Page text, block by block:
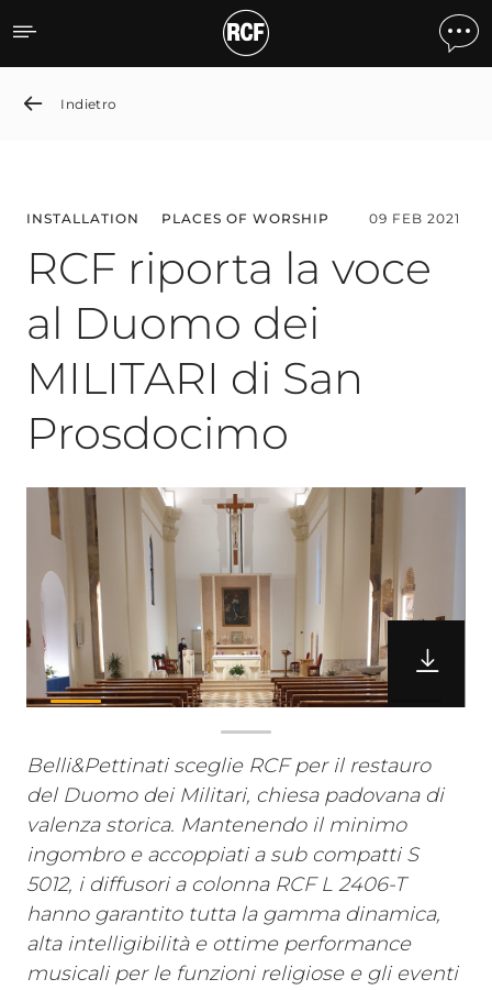
RCF riporta la voce al
Indietro
INSTALLATION PLACES OF WORSHIP 09 FEB 2021
RCF riporta la voce
al Duomo dei
MILITARI di San
Prosdocimo
Belli&Pettinati sceglie RCF per il restauro
del Duomo dei Militari, chiesa padovana di
valenza storica. Mantenendo il minimo
ingombro e accoppiati a sub compatti S
5012, i diffusori a colonna RCF L 2406-T
hanno garantito tutta la gamma dinamica,
alta intelligibilità e ottime performance
musicali per le funzioni religiose e gli eventi